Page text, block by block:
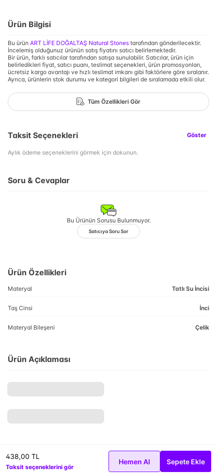
Ürün Bilgisi
Bu ürün ART LİFE DOĞALTAŞ Natural Stones tarafından gönderilecektir.
İncelemiş olduğunuz ürünün satış fiyatını satıcı belirlemektedir.
Bir ürün, farklı satıcılar tarafından satışa sunulabilir. Satıcılar, ürün için
belirledikleri fiyat, satıcı puanı, teslimat seçenekleri, ürün promosyonları,
ücretsiz kargo avantajı ve hızlı teslimat imkanı gibi faktörlere göre sıralanır.
Ayrıca, ürünlerin stok durumu ve kategori bilgileri de sıralamada etkili olur.
Tüm Özellikleri Gör
Taksit Seçenekleri Göster
Aylık ödeme seçeneklerini görmek için dokunun.
Soru & Cevaplar
Bu Ürünün Sorusu Bulunmuyor.
Satıcıya Soru Sor
438,00 TL
Taksit seçeneklerini gör
Hemen Al Sepete Ekle
Ürün Özellikleri
Materyal Tatlı Su İncisi
Taş Cinsi İnci
Materyal Bileşeni Çelik
Ürün Açıklaması